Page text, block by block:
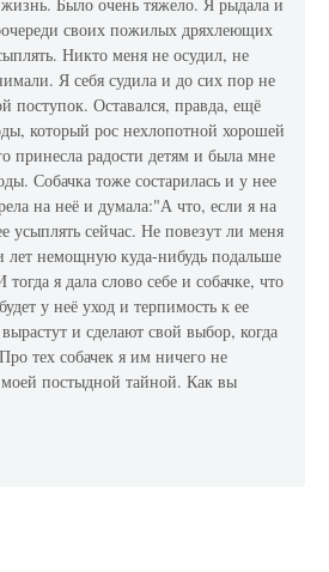
своих пожилых дряхлеющих
Никто меня не осудил, не
Я себя судила и до сих пор не
поступок. Оставался, правда, ещё
который рос нехлопотной хорошей
принесла радости детям и была мне
Собачка тоже состарилась и у нее
на неё и думала:"А что, если я на
усыплять сейчас. Не повезут ли меня
лет немощную куда-нибудь подальше
я дала слово себе и собачке, что
у неё уход и терпимость к ее
и сделают свой выбор, когда
тех собачек я им ничего не
моей постыдной тайной. Как вы